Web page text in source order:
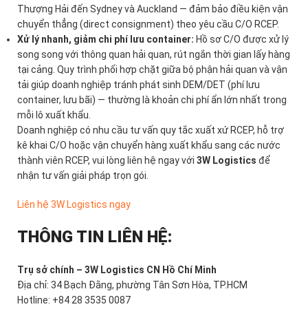
Thượng Hải đến Sydney và Auckland — đảm bảo điều kiện vận
chuyển thẳng (direct consignment) theo yêu cầu C/O RCEP.
Xử lý nhanh, giảm chi phí lưu container: Hồ sơ C/O được xử lý
song song với thông quan hải quan, rút ngắn thời gian lấy hàng
tại cảng. Quy trình phối hợp chặt giữa bộ phận hải quan và vận
tải giúp doanh nghiệp tránh phát sinh DEM/DET (phí lưu
container, lưu bãi) — thường là khoản chi phí ẩn lớn nhất trong
mỗi lô xuất khẩu.
Doanh nghiệp có nhu cầu tư vấn quy tắc xuất xứ RCEP, hỗ trợ
kê khai C/O hoặc vận chuyển hàng xuất khẩu sang các nước
thành viên RCEP, vui lòng liên hệ ngay với 3W Logistics để
nhận tư vấn giải pháp trọn gói.
Liên hệ 3W Logistics ngay
THÔNG TIN LIÊN HỆ:
Trụ sở chính – 3W Logistics CN Hồ Chí Minh
Địa chỉ: 34 Bạch Đằng, phường Tân Sơn Hòa, TP.HCM
Hotline: +84 28 3535 0087